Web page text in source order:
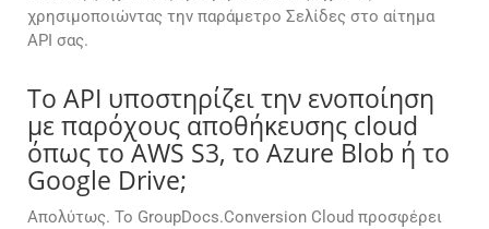
χρησιμοποιώντας την παράμετρο Σελίδες στο αίτημα
API σας.
Το API υποστηρίζει την ενοποίηση
με παρόχους αποθήκευσης cloud
όπως το AWS S3, το Azure Blob ή το
Google Drive;
Απολύτως. Το GroupDocs.Conversion Cloud προσφέρει